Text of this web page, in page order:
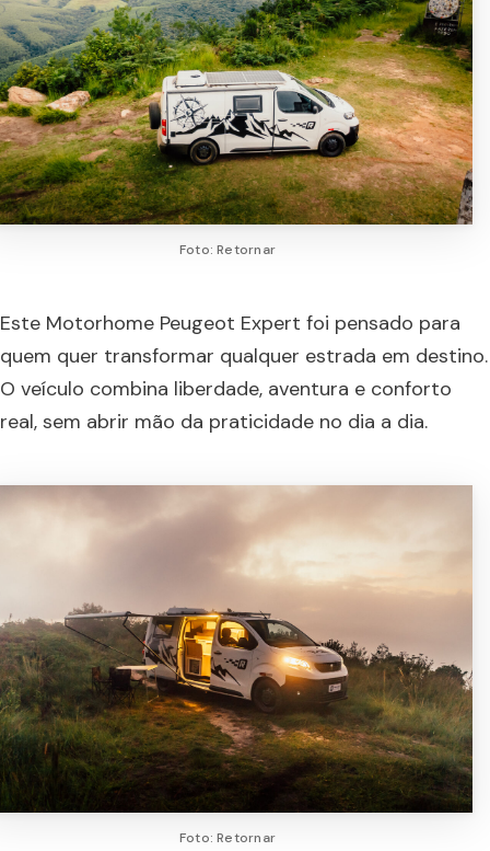
Foto: Retornar
Este Motorhome Peugeot Expert foi pensado para
quem quer transformar qualquer estrada em destino.
O veículo combina liberdade, aventura e conforto
real, sem abrir mão da praticidade no dia a dia.
Foto: Retornar